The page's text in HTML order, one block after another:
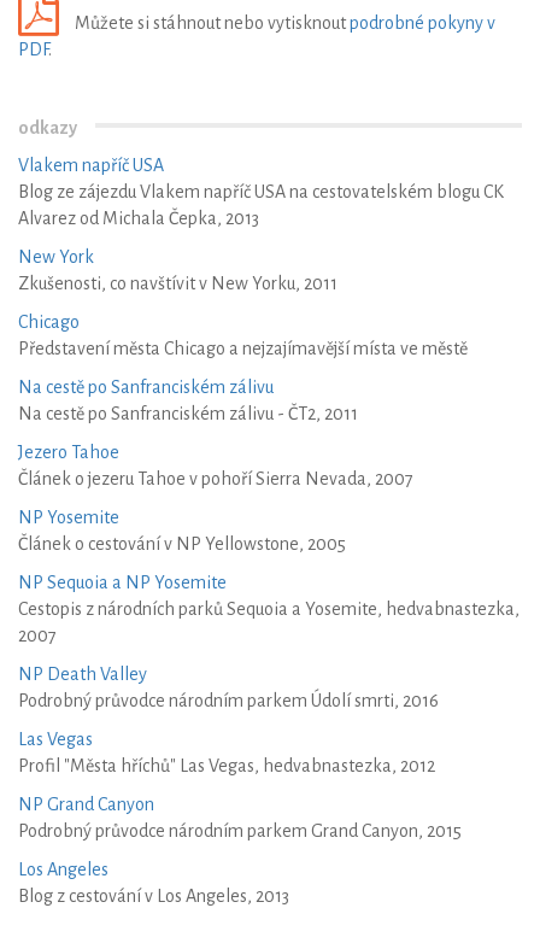
Můžete si stáhnout nebo vytisknoutpodrobné pokyny v
PDF.
odkazy
Vlakem napříč USA
Blog ze zájezdu Vlakem napříč USA na cestovatelském blogu CK
Alvarez od Michala Čepka, 2013
New York
Zkušenosti, co navštívit v New Yorku, 2011
Chicago
Představení města Chicago a nejzajímavější místa ve městě
Na cestě po Sanfranciském zálivu
Na cestě po Sanfranciském zálivu - ČT2, 2011
Jezero Tahoe
Článek o jezeru Tahoe v pohoří Sierra Nevada, 2007
NP Yosemite
Článek o cestování v NP Yellowstone, 2005
NP Sequoia a NP Yosemite
Cestopis z národních parků Sequoia a Yosemite, hedvabnastezka,
2007
NP Death Valley
Podrobný průvodce národním parkem Údolí smrti, 2016
Las Vegas
Profil "Města hříchů" Las Vegas, hedvabnastezka, 2012
NP Grand Canyon
Podrobný průvodce národním parkem Grand Canyon, 2015
Los Angeles
Blog z cestování v Los Angeles, 2013